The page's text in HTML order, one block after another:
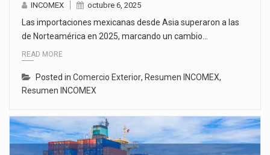
INCOMEX octubre 6, 2025
Las importaciones mexicanas desde Asia superaron a las
de Norteamérica en 2025, marcando un cambio…
READ MORE
Posted in Comercio Exterior, Resumen INCOMEX,
Resumen INCOMEX